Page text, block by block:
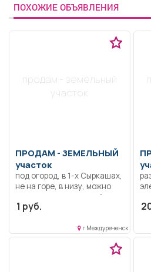
ПОХОЖИЕ ОБЪЯВЛЕНИЯ
продам - земельный
участок
ПРОДАМ - ЗЕМЕЛЬНЫЙ
участок
под огород, в 1-х Сыркашах,
не на горе, в низу, можно
подключить городской
водопровод, рядом речка
1 руб.
г Междуреченск